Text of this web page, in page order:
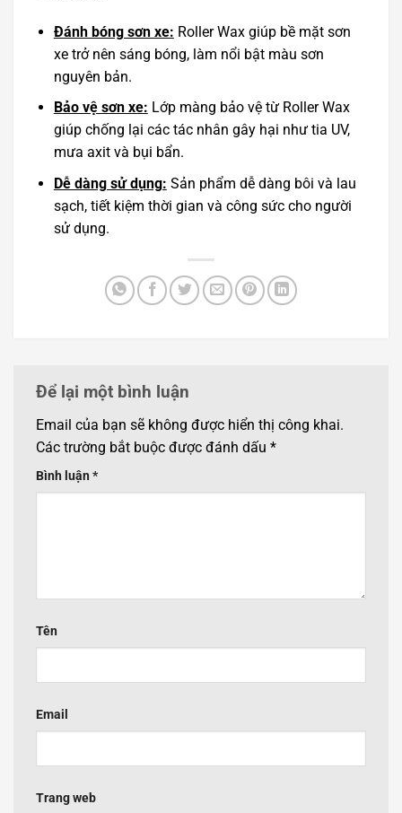
Đánh bóng sơn xe: Roller Wax giúp bề mặt sơn
xe trở nên sáng bóng, làm nổi bật màu sơn
nguyên bản.
Bảo vệ sơn xe: Lớp màng bảo vệ từ Roller Wax
giúp chống lại các tác nhân gây hại như tia UV,
mưa axit và bụi bẩn.
Dễ dàng sử dụng: Sản phẩm dễ dàng bôi và lau
sạch, tiết kiệm thời gian và công sức cho người
sử dụng.
Để lại một bình luận
Email của bạn sẽ không được hiển thị công khai.
Các trường bắt buộc được đánh dấu *
Bình luận *
Tên
Email
Trang web